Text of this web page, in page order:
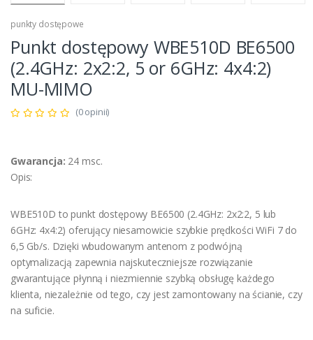
punkty dostępowe
Punkt dostępowy WBE510D BE6500
(2.4GHz: 2x2:2, 5 or 6GHz: 4x4:2)
MU-MIMO
(0 opinii)
Gwarancja: 24 msc.
Opis:
WBE510D to punkt dostępowy BE6500 (2.4GHz: 2x2:2, 5 lub
6GHz: 4x4:2) oferujący niesamowicie szybkie prędkości WiFi 7 do
6,5 Gb/s. Dzięki wbudowanym antenom z podwójną
optymalizacją zapewnia najskuteczniejsze rozwiązanie
gwarantujące płynną i niezmiennie szybką obsługę każdego
klienta, niezależnie od tego, czy jest zamontowany na ścianie, czy
na suficie.